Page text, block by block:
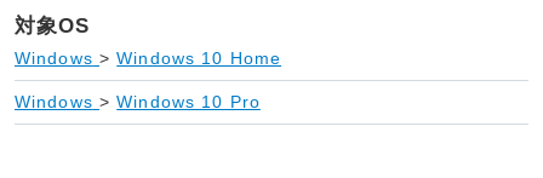
対象OS
Windows > Windows 10 Home
Windows > Windows 10 Pro